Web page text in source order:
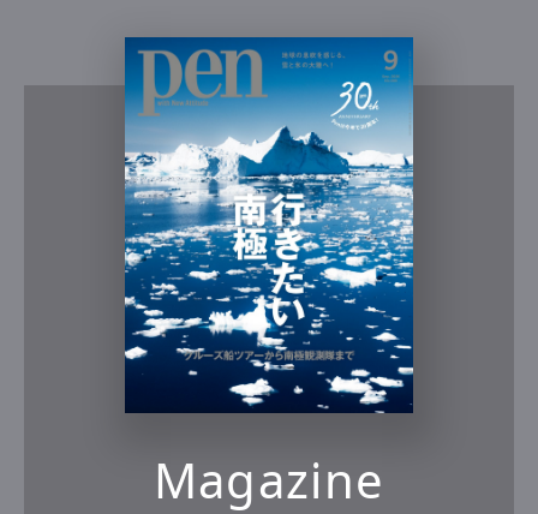
Magazine